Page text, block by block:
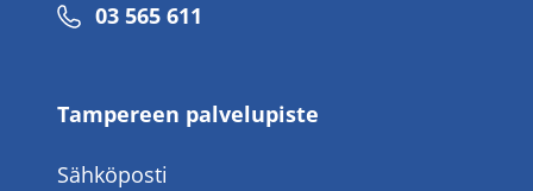
Puhelinnumero
03 565 611
Tampereen palvelupiste
Sähköposti